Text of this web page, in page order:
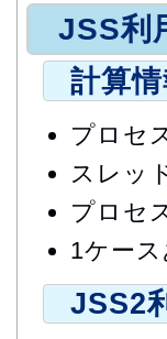
JSS利
計算情
プロセ
スレッ
プロセ
1ケー
JSS2